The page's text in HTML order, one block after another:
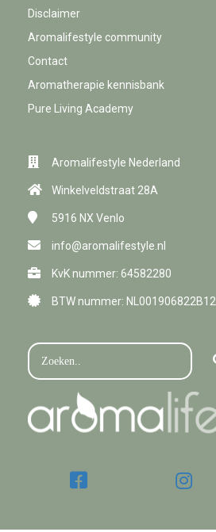
Disclaimer
Aromalifestyle community
Contact
Aromatherapie kennisbank
Pure Living Academy
Aromalifestyle Nederland
Winkelveldstraat 28A
5916 NX Venlo
info@aromalifestyle.nl
KvK nummer: 64582280
BTW nummer: NL001906822B12